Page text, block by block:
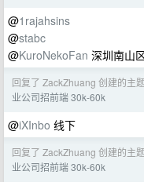
@1rajahsins
@stabc
@KuroNekoFan 深圳南山
回复了 ZackZhuang 创建的主
业公司招前端 30k-60k
@iXInbo 线下
回复了 ZackZhuang 创建的主
业公司招前端 30k-60k